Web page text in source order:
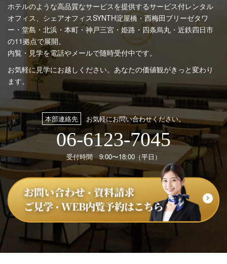
ホテルのような高品質なサービスを提供するサービス付レンタル
オフィス、シェアオフィスSYNTH淀屋橋・西梅田ブリーゼタワ
ー・堂島・北浜・本町・神戸三宮・姫路・四条烏丸・近鉄四日市
の11拠点で展開。
内覧・見学を電話やメールで随時受付中です。
お気軽に見学にお越しください。あなたの価値観がきっと変わり
ます。
本部連絡先 お気軽にお問い合わせください。
06-6123-7045
受付時間 9:00〜18:00（平日）